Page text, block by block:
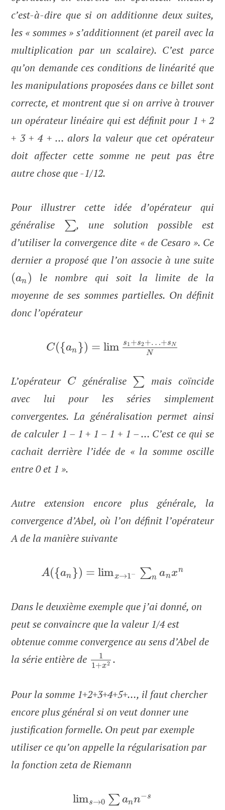
c’est-à-dire que si on additionne deux suites,
les « sommes » s’additionnent (et pareil avec la
multiplication par un scalaire). C’est parce
qu’on demande ces conditions de linéarité que
les manipulations proposées dans ce billet sont
correcte, et montrent que si on arrive à trouver
un opérateur linéaire qui est définit pour 1 + 2
+ 3 + 4 + … alors la valeur que cet opérateur
doit affecter cette somme ne peut pas être
autre chose que -1/12.
Pour illustrer cette idée d’opérateur qui
généralise ∑, une solution possible est
d’utiliser la convergence dite « de Cesaro ». Ce
dernier a proposé que l’on associe à une suite
(an) le nombre qui soit la limite de la
moyenne de ses sommes partielles. On définit
donc l’opérateur
C({an}) = lim s1 +s2+…+sN
N
L’opérateur C généralise ∑ mais coïncide
avec lui pour les séries simplement
convergentes. La généralisation permet ainsi
de calculer 1 – 1 + 1 – 1 + 1 – … C’est ce qui se
cachait derrière l’idée de « la somme oscille
entre 0 et 1 ».
Autre extension encore plus générale, la
convergence d’Abel, où l’on définit l’opérateur
A de la manière suivante
A({an}) = limx→1− ∑n anxn
Dans le deuxième exemple que j’ai donné, on
peut se convaincre que la valeur 1/4 est
obtenue comme convergence au sens d’Abel de
la série entière de
1
1+x2 .
Pour la somme 1+2+3+4+5+…, il faut chercher
encore plus général si on veut donner une
justification formelle. On peut par exemple
utiliser ce qu’on appelle la régularisation par
la fonction zeta de Riemann
lims→0 ∑ ann−s